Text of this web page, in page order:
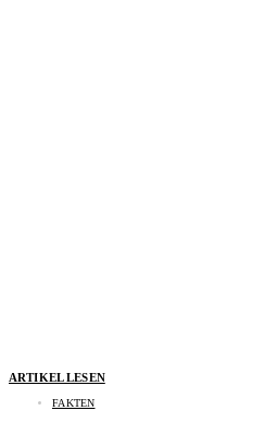
ARTIKEL LESEN
FAKTEN